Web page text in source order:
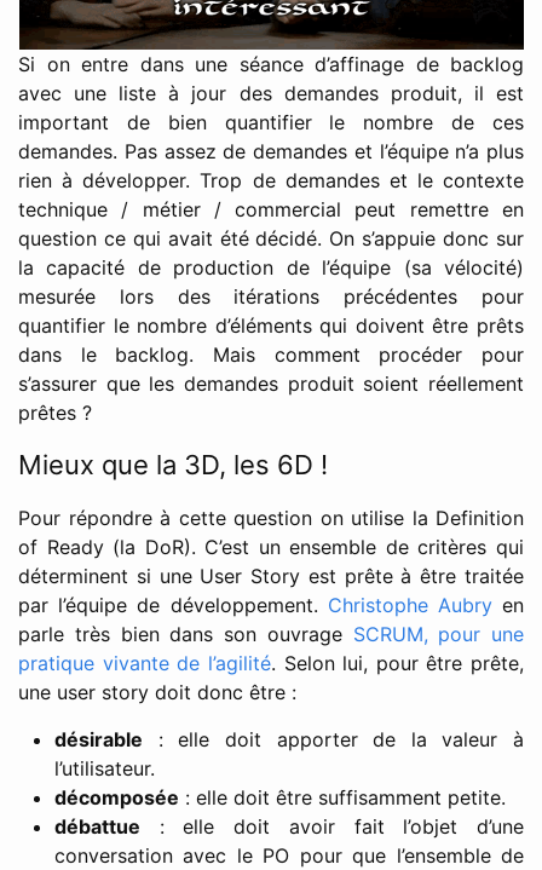
Si on entre dans une séance d’affinage de backlog
avec une liste à jour des demandes produit, il est
important de bien quantifier le nombre de ces
demandes. Pas assez de demandes et l’équipe n’a plus
rien à développer. Trop de demandes et le contexte
technique / métier / commercial peut remettre en
question ce qui avait été décidé. On s’appuie donc sur
la capacité de production de l’équipe (sa vélocité)
mesurée lors des itérations précédentes pour
quantifier le nombre d’éléments qui doivent être prêts
dans le backlog. Mais comment procéder pour
s’assurer que les demandes produit soient réellement
prêtes ?
Mieux que la 3D, les 6D !
Pour répondre à cette question on utilise la Definition
of Ready (la DoR). C’est un ensemble de critères qui
déterminent si une User Story est prête à être traitée
par l’équipe de développement. Christophe Aubryen
parle très bien dans son ouvrage SCRUM, pour une
pratique vivante de l’agilité. Selon lui, pour être prête,
une user story doit donc être :
désirable : elle doit apporter de la valeur à
l’utilisateur.
décomposée : elle doit être suffisamment petite.
débattue : elle doit avoir fait l’objet d’une
conversation avec le PO pour que l’ensemble de